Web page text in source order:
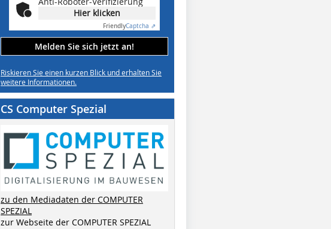
Hier klicken
FriendlyCaptcha ⇗
Melden Sie sich jetzt an!
Riskieren Sie einen kurzen Blick und erhalten Sie
weitere Informationen.
CS Computer Spezial
zu den Mediadaten der COMPUTER
SPEZIAL
zur Webseite der COMPUTER SPEZIAL